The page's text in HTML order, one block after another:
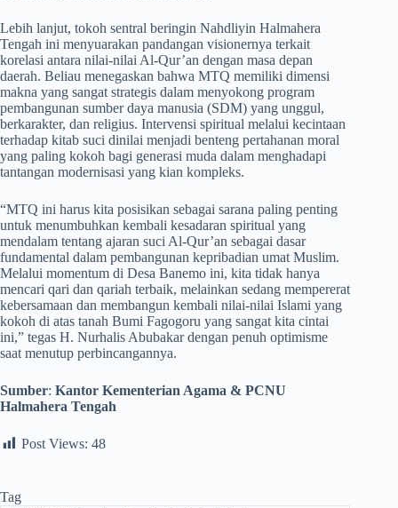
​Lebih lanjut, tokoh sentral beringin Nahdliyin Halmahera
Tengah ini menyuarakan pandangan visionernya terkait
korelasi antara nilai-nilai Al-Qur’an dengan masa depan
daerah. Beliau menegaskan bahwa MTQ memiliki dimensi
makna yang sangat strategis dalam menyokong program
pembangunan sumber daya manusia (SDM) yang unggul,
berkarakter, dan religius. Intervensi spiritual melalui kecintaan
terhadap kitab suci dinilai menjadi benteng pertahanan moral
yang paling kokoh bagi generasi muda dalam menghadapi
tantangan modernisasi yang kian kompleks.
​“MTQ ini harus kita posisikan sebagai sarana paling penting
untuk menumbuhkan kembali kesadaran spiritual yang
mendalam tentang ajaran suci Al-Qur’an sebagai dasar
fundamental dalam pembangunan kepribadian umat Muslim.
Melalui momentum di Desa Banemo ini, kita tidak hanya
mencari qari dan qariah terbaik, melainkan sedang mempererat
kebersamaan dan membangun kembali nilai-nilai Islami yang
kokoh di atas tanah Bumi Fagogoru yang sangat kita cintai
ini,” tegas H. Nurhalis Abubakar dengan penuh optimisme
saat menutup perbincangannya.
Sumber: Kantor Kementerian Agama & PCNU
Halmahera Tengah
Post Views: 48
Tag